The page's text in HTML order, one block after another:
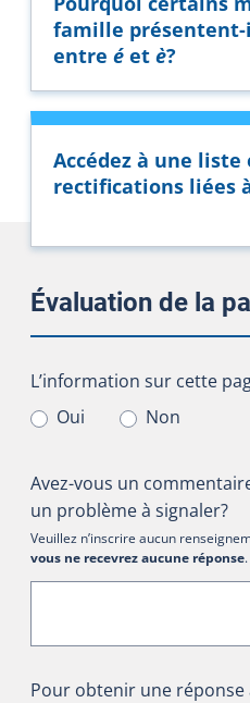
famille
entre é et è?
Accédez à une
rectifications liées
Évaluation de la
L’information sur cette
L’information sur cette
Oui
Non
Avez-vous un
un problème à signaler?
Veuillez n’inscrire aucun
vous ne recevrez aucune réponse.
Pour obtenir une